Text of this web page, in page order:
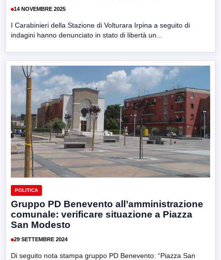
14 NOVEMBRE 2025
I Carabinieri della Stazione di Volturara Irpina a seguito di
indagini hanno denunciato in stato di libertà un...
POLITICA
Gruppo PD Benevento all’amministrazione
comunale: verificare situazione a Piazza
San Modesto
29 SETTEMBRE 2024
Di seguito nota stampa gruppo PD Benevento: “Piazza San